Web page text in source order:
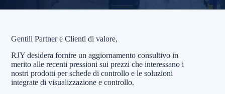
Gentili Partner e Clienti di valore,
RJY desidera fornire un aggiornamento consultivo in
merito alle recenti pressioni sui prezzi che interessano i
nostri prodotti per schede di controllo e le soluzioni
integrate di visualizzazione e controllo.